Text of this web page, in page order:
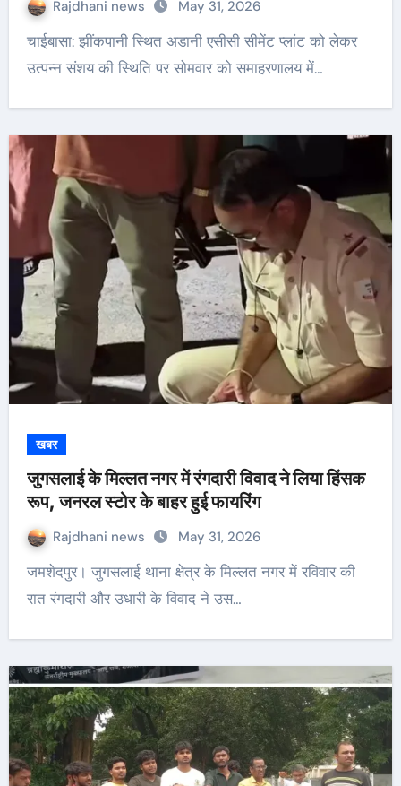
Rajdhani news May 31, 2026
चाईबासा: झींकपानी स्थित अडानी एसीसी सीमेंट प्लांट को लेकर
उत्पन्न संशय की स्थिति पर सोमवार को समाहरणालय में…
खबर
जुगसलाई के मिल्लत नगर में रंगदारी विवाद ने लिया हिंसक
रूप, जनरल स्टोर के बाहर हुई फायरिंग
Rajdhani news May 31, 2026
जमशेदपुर। जुगसलाई थाना क्षेत्र के मिल्लत नगर में रविवार की
रात रंगदारी और उधारी के विवाद ने उस…